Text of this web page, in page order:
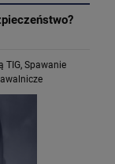
TIG, Spawanie